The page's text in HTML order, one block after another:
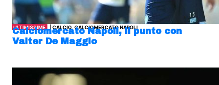
ULTIMISSIME | CALCIO, CALCIOMERCATO NAPOLI
Calciomercato Napoli, il punto con
Valter De Maggio